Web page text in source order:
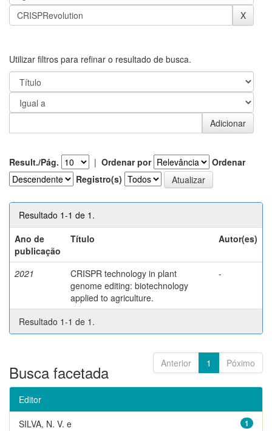
Utilizar filtros para refinar o resultado de busca.
Result./Pág. | Ordenar por
Ordenar
Registro(s)
Resultado 1-1 de 1.
Ano de
publicação
Título Autor(es)
2021
CRISPR technology in plant
genome editing: biotechnology
applied to agriculture.
-
Resultado 1-1 de 1.
Anterior 1 Póximo
Busca facetada
Editor
1
SILVA, N. V. e